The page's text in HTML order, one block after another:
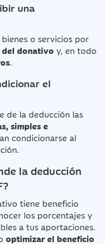
una
o servicios por
donativo y, en todo
.
el
de la deducción las
simples e
condicionarse al
la deducción
tiene beneficio
los porcentajes y
a tus aportaciones.
optimizar el beneﬁcio